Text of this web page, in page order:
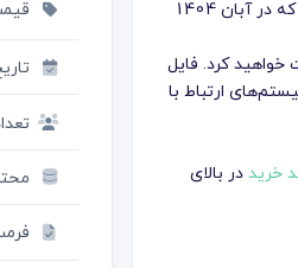
بوده که در آبان 1404
خواهید کرد. فایل
ارتباط با
خریددر بالای